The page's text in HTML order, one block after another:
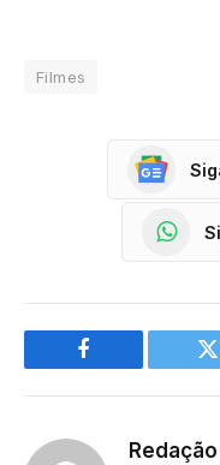
Filmes
Facebook
Redação